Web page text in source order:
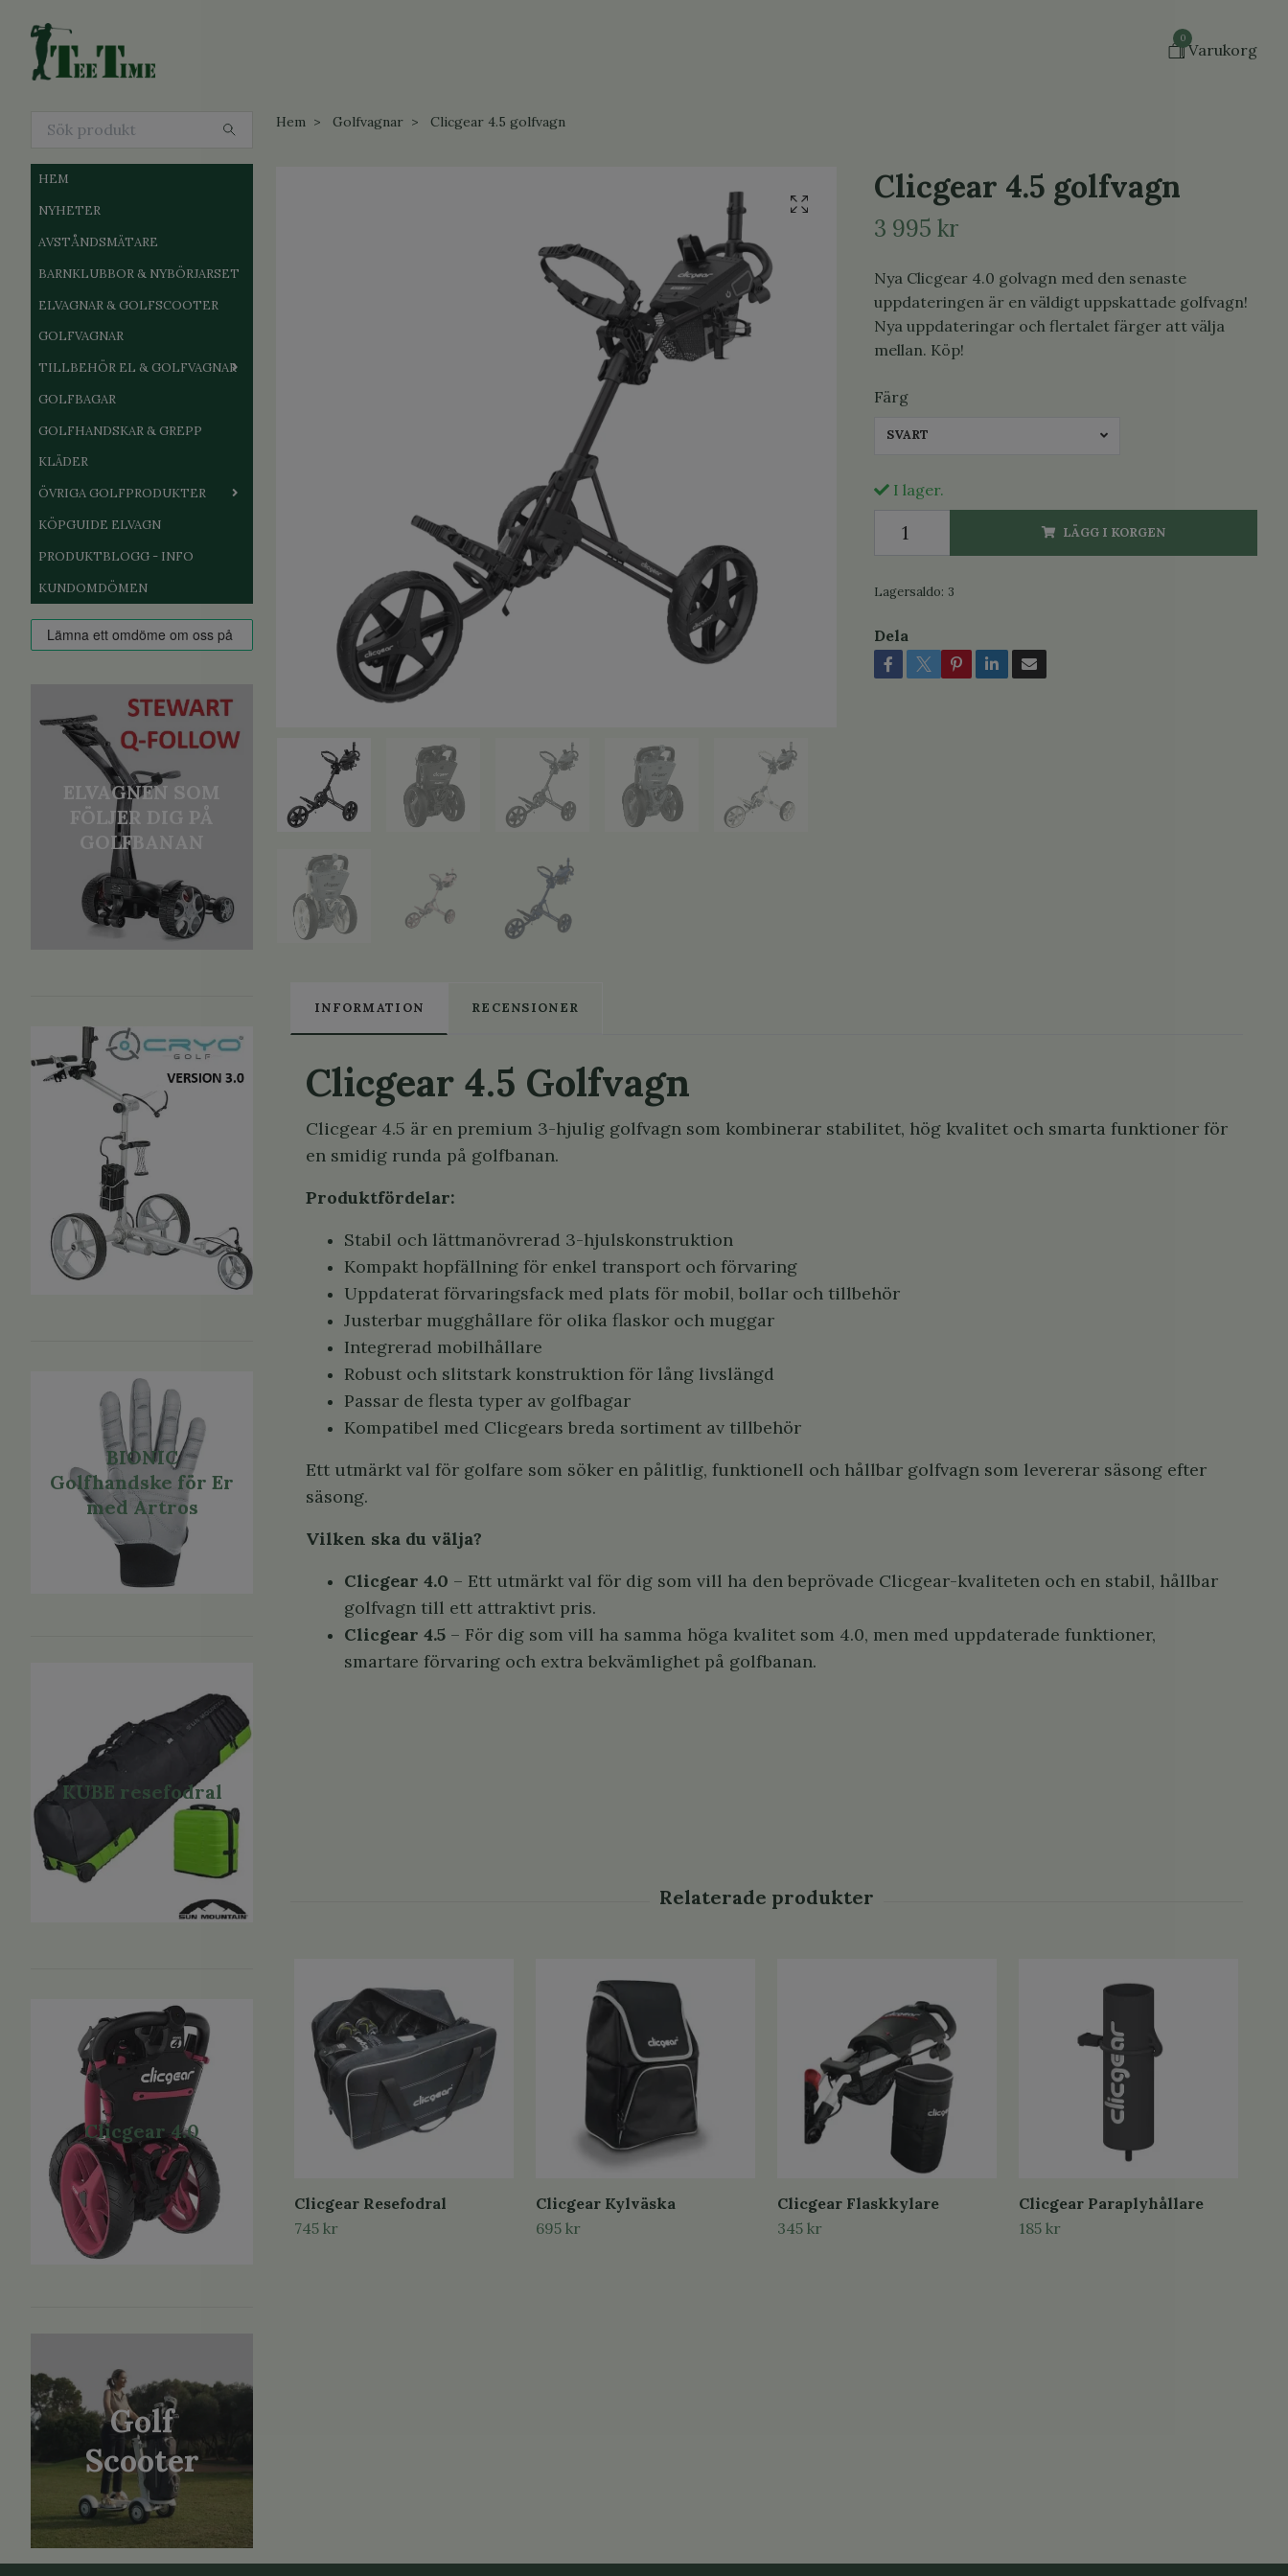
0
Varukorg
HEM
NYHETER
AVSTÅNDSMÄTARE
BARNKLUBBOR & NYBÖRJARSET
ELVAGNAR & GOLFSCOOTER
GOLFVAGNAR
TILLBEHÖR EL & GOLFVAGNAR
GOLFBAGAR
GOLFHANDSKAR & GREPP
KLÄDER
ÖVRIGA GOLFPRODUKTER
KÖPGUIDE ELVAGN
PRODUKTBLOGG - INFO
KUNDOMDÖMEN
ELVAGNEN SOM
FÖLJER DIG PÅ
GOLFBANAN
BIONIC
Golfhandske för Er
med Artros
KUBE resefodral
Clicgear 4.0
Golf
Scooter
Hem Golfvagnar Clicgear 4.5 golfvagn
Clicgear 4.5 golfvagn
3 995 kr
Nya Clicgear 4.0 golvagn med den senaste
uppdateringen är en väldigt uppskattade golfvagn!
Nya uppdateringar och flertalet färger att välja
mellan. Köp!
Färg
SVART
I lager.
LÄGG I KORGEN
Lagersaldo: 3
Dela
INFORMATION RECENSIONER
Clicgear 4.5 Golfvagn
Clicgear 4.5 är en premium 3-hjulig golfvagn som kombinerar stabilitet, hög kvalitet och smarta funktioner för
en smidig runda på golfbanan.
Produktfördelar:
Stabil och lättmanövrerad 3-hjulskonstruktion
Kompakt hopfällning för enkel transport och förvaring
Uppdaterat förvaringsfack med plats för mobil, bollar och tillbehör
Justerbar mugghållare för olika flaskor och muggar
Integrerad mobilhållare
Robust och slitstark konstruktion för lång livslängd
Passar de flesta typer av golfbagar
Kompatibel med Clicgears breda sortiment av tillbehör
Ett utmärkt val för golfare som söker en pålitlig, funktionell och hållbar golfvagn som levererar säsong efter
säsong.
Vilken ska du välja?
Clicgear 4.0 – Ett utmärkt val för dig som vill ha den beprövade Clicgear-kvaliteten och en stabil, hållbar
golfvagn till ett attraktivt pris.
Clicgear 4.5 – För dig som vill ha samma höga kvalitet som 4.0, men med uppdaterade funktioner,
smartare förvaring och extra bekvämlighet på golfbanan.
Clicgear Resefodral
745 kr
Clicgear Kylväska
695 kr
Clicgear Flaskkylare
345 kr
Clicgear Paraplyhållare
185 kr